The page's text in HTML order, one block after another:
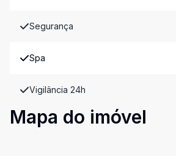
Segurança
Spa
Vigilância 24h
Mapa do imóvel